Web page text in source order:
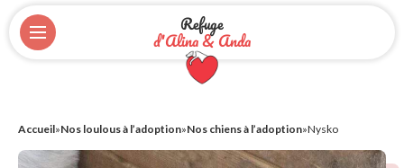
Refuge
d'Alina & Anda
Accueil»Nos loulous à l’adoption»Nos chiens à l’adoption»Nysko